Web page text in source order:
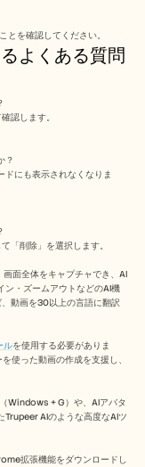
とを確認してください。
よくある質問
認します。
？
ドにも表示されなくなりま
「削除」を選択します。
面全体をキャプチャでき、AI
ン・ズームアウトなどのAI機
動画を30以上の言語に翻訳
ルを使用する必要がありま
使った動画の作成を支援し、
Windows + G）や、AIアバタ
Trupeer AIのような高度なAIツ
拡張機能をダウンロードし